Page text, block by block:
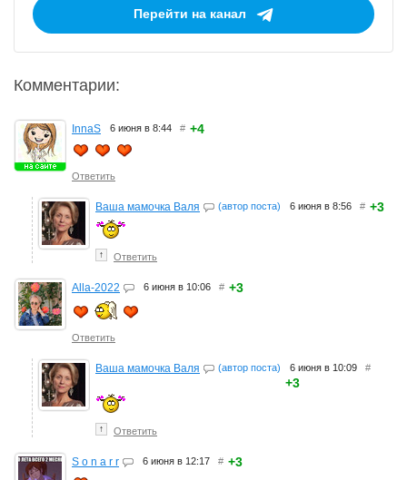
Перейти на канал
Комментарии:
InnaS 6 июня в 8:44 # +4
Ответить
Ваша мамочка Валя (автор поста) 6 июня в 8:56 # +3
↑ Ответить
Alla-2022 6 июня в 10:06 # +3
Ответить
Ваша мамочка Валя (автор поста) 6 июня в 10:09 #
+3
↑ Ответить
S o n a r r 6 июня в 12:17 # +3